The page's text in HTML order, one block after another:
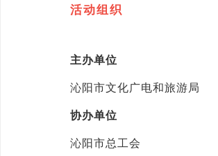
活动组织
主办单位
沁阳市文化广电和旅游局
协办单位
沁阳市总工会